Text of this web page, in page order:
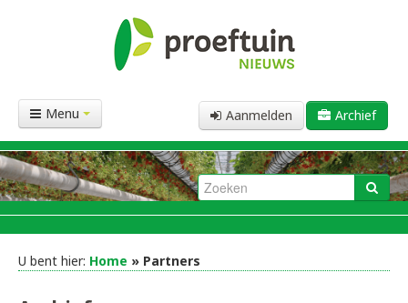
Aanmelden Archief
Menu
U bent hier: Home » Partners